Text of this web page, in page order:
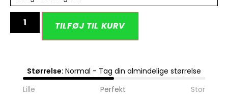
TILFØJ TIL KURV
Størrelse: Normal - Tag din almindelige størrelse
Lille
Perfekt Stor